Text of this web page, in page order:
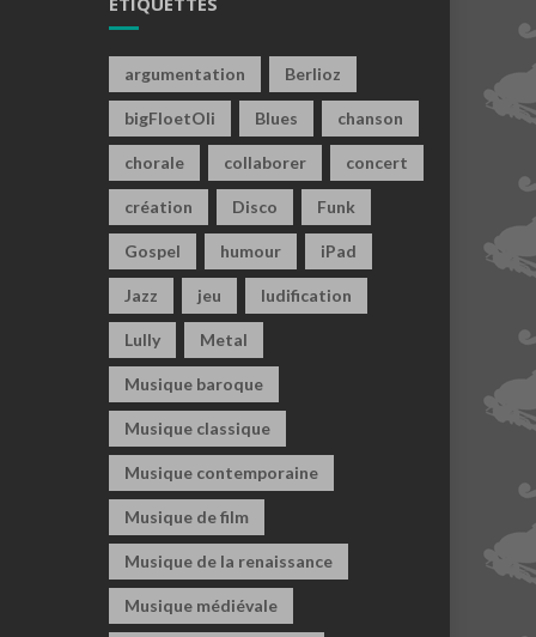
argumentation Berlioz
bigFloetOli Blues chanson
chorale collaborer concert
création Disco Funk
Gospel humour iPad
Jazz jeu ludification
Lully Metal
Musique baroque
Musique classique
Musique contemporaine
Musique de film
Musique de la renaissance
Musique médiévale